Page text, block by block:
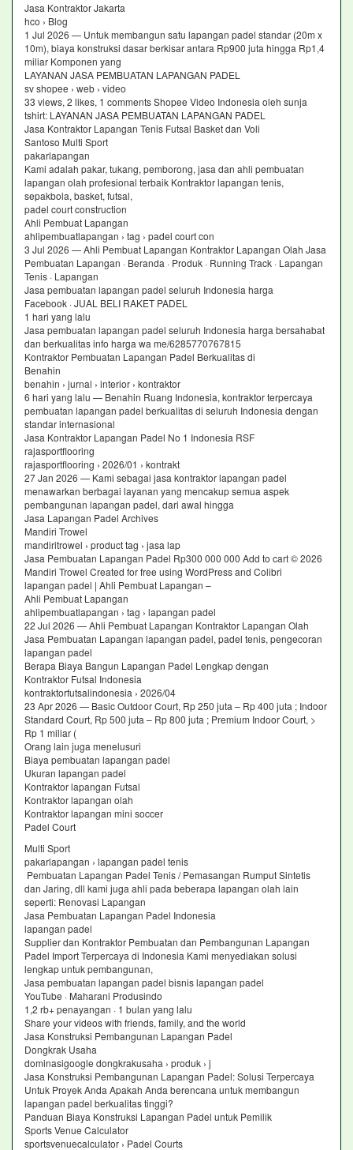
Jasa Kontraktor Jakarta
hco › Blog
1 Jul 2026 — Untuk membangun satu lapangan padel standar (20m x
10m), biaya konstruksi dasar berkisar antara Rp900 juta hingga Rp1,4
miliar Komponen yang
LAYANAN JASA PEMBUATAN LAPANGAN PADEL
sv shopee › web › video
33 views, 2 likes, 1 comments Shopee Video Indonesia oleh sunja
tshirt: LAYANAN JASA PEMBUATAN LAPANGAN PADEL
Jasa Kontraktor Lapangan Tenis Futsal Basket dan Voli
Santoso Multi Sport
pakarlapangan
Kami adalah pakar, tukang, pemborong, jasa dan ahli pembuatan
lapangan olah profesional terbaik Kontraktor lapangan tenis,
sepakbola, basket, futsal,
padel court construction
Ahli Pembuat Lapangan
ahlipembuatlapangan › tag › padel court con
3 Jul 2026 — Ahli Pembuat Lapangan Kontraktor Lapangan Olah Jasa
Pembuatan Lapangan · Beranda · Produk · Running Track · Lapangan
Tenis · Lapangan
Jasa pembuatan lapangan padel seluruh Indonesia harga
Facebook · JUAL BELI RAKET PADEL
1 hari yang lalu
Jasa pembuatan lapangan padel seluruh Indonesia harga bersahabat
dan berkualitas info harga wa me/6285770767815
Kontraktor Pembuatan Lapangan Padel Berkualitas di
Benahin
benahin › jurnal › interior › kontraktor
6 hari yang lalu — Benahin Ruang Indonesia, kontraktor terpercaya
pembuatan lapangan padel berkualitas di seluruh Indonesia dengan
standar internasional
Jasa Kontraktor Lapangan Padel No 1 Indonesia RSF
rajasportflooring
rajasportflooring › 2026/01 › kontrakt
27 Jan 2026 — Kami sebagai jasa kontraktor lapangan padel
menawarkan berbagai layanan yang mencakup semua aspek
pembangunan lapangan padel, dari awal hingga
Jasa Lapangan Padel Archives
Mandiri Trowel
mandiritrowel › product tag › jasa lap
Jasa Pembuatan Lapangan Padel Rp300 000 000 Add to cart © 2026
Mandiri Trowel Created for free using WordPress and Colibri
lapangan padel | Ahli Pembuat Lapangan –
Ahli Pembuat Lapangan
ahlipembuatlapangan › tag › lapangan padel
22 Jul 2026 — Ahli Pembuat Lapangan Kontraktor Lapangan Olah
Jasa Pembuatan Lapangan lapangan padel, padel tenis, pengecoran
lapangan padel
Berapa Biaya Bangun Lapangan Padel Lengkap dengan
Kontraktor Futsal Indonesia
kontraktorfutsalindonesia › 2026/04
23 Apr 2026 — Basic Outdoor Court, Rp 250 juta – Rp 400 juta ; Indoor
Standard Court, Rp 500 juta – Rp 800 juta ; Premium Indoor Court, >
Rp 1 miliar (
Orang lain juga menelusuri
Biaya pembuatan lapangan padel
Ukuran lapangan padel
Kontraktor lapangan Futsal
Kontraktor lapangan olah
Kontraktor lapangan mini soccer
Padel Court
Multi Sport
pakarlapangan › lapangan padel tenis
Pembuatan Lapangan Padel Tenis / Pemasangan Rumput Sintetis
dan Jaring, dll kami juga ahli pada beberapa lapangan olah lain
seperti: Renovasi Lapangan
Jasa Pembuatan Lapangan Padel Indonesia
lapangan padel
Supplier dan Kontraktor Pembuatan dan Pembangunan Lapangan
Padel Import Terpercaya di Indonesia Kami menyediakan solusi
lengkap untuk pembangunan,
Jasa pembuatan lapangan padel bisnis lapangan padel
YouTube · Maharani Produsindo
1,2 rb+ penayangan · 1 bulan yang lalu
Share your videos with friends, family, and the world
Jasa Konstruksi Pembangunan Lapangan Padel
Dongkrak Usaha
dominasigoogle dongkrakusaha › produk › j
Jasa Konstruksi Pembangunan Lapangan Padel: Solusi Terpercaya
Untuk Proyek Anda Apakah Anda berencana untuk membangun
lapangan padel berkualitas tinggi?
Panduan Biaya Konstruksi Lapangan Padel untuk Pemilik
Sports Venue Calculator
sportsvenuecalculator › Padel Courts